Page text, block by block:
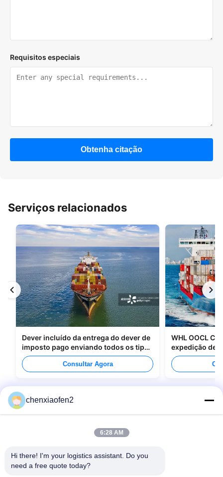
Requisitos especiais
Obtenha citação
Serviços relacionados
Dever incluído da entrega do dever de
imposto pago enviando todos os tipos
de empacotamento
Consultar Agora
WHL OOCL
expedição de
para o Canadá
chenxiaofen2
6:28 AM
Hi there! I'm your logistics assistant. Do you
need a free quote today?